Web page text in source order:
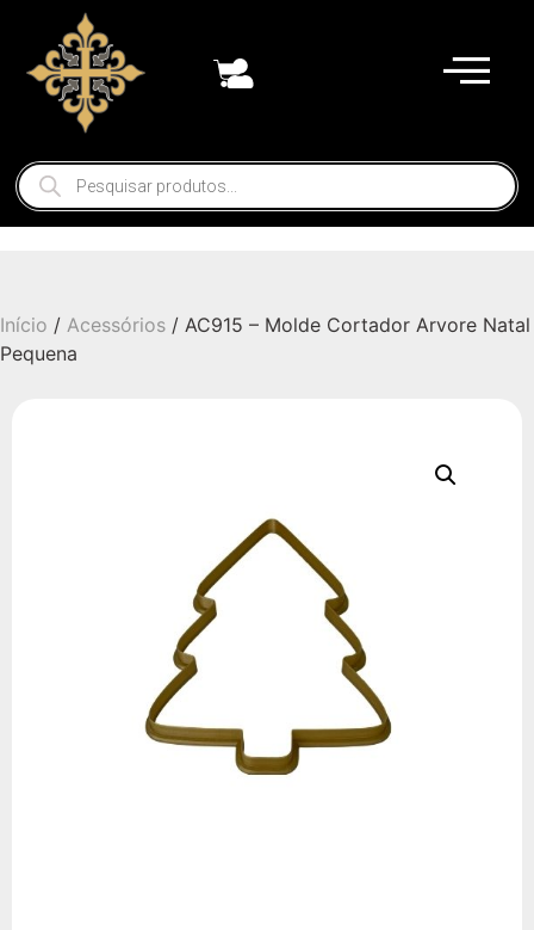
Início / Acessórios / AC915 – Molde Cortador Arvore Natal
Pequena